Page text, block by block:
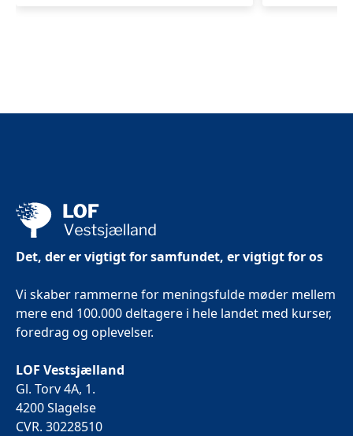
Det, der er vigtigt for samfundet, er vigtigt for os
Vi skaber rammerne for meningsfulde møder mellem
mere end 100.000 deltagere i hele landet med kurser,
foredrag og oplevelser.
LOF Vestsjælland
Gl. Torv 4A, 1.
4200 Slagelse
CVR. 30228510